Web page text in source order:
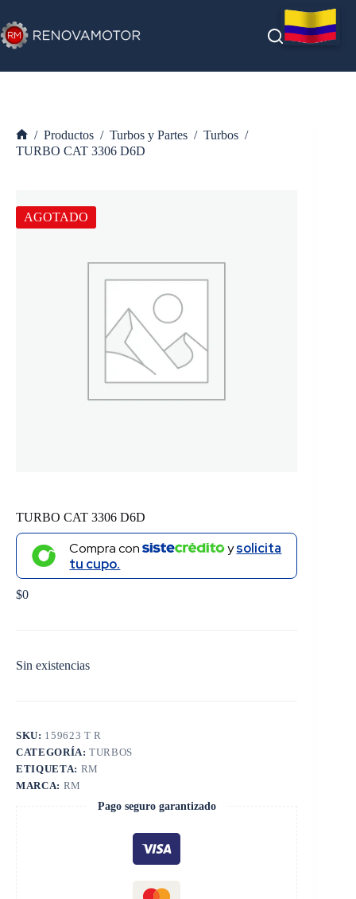
al
contenido
Inicio
/ Productos / Turbos y Partes / Turbos /
TURBO CAT 3306 D6D
AGOTADO
TURBO CAT 3306 D6D
Compra con ysolicita
tu cupo.
$0
Sin existencias
SKU: 159623 T R
CATEGORÍA:TURBOS
ETIQUETA: RM
MARCA: RM
Pago seguro garantizado